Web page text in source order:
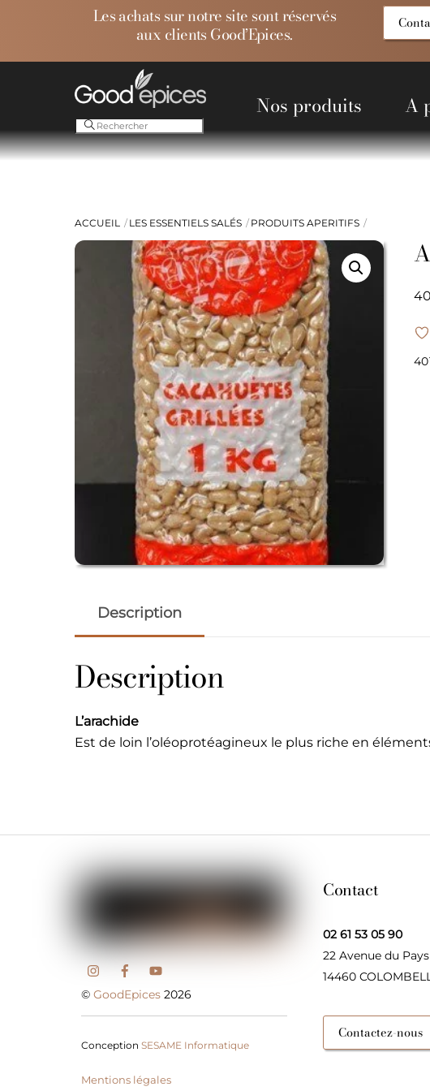
Les achats sur notre site sont réservés
aux clients Good’Epices.
Nos produits A
ACCUEIL LES ESSENTIELS SALÉS PRODUITS APERITIFS
Description
Description
L’arachide
Est de loin l’oléoprotéagineux le plus riche en
©GoodEpices 2026
ConceptionSESAME Informatique
Mentions légales
Contact
02 61 53 05 90
22 Avenue du
14460
Contactez-nous